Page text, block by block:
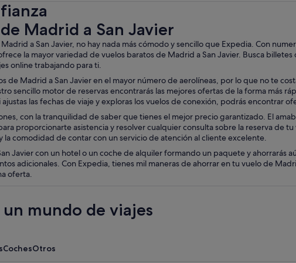
Madrid a San Javier
a San Javier, no hay nada más cómodo y sencillo que Expedia. Con
la mayor variedad de vuelos baratos de Madrid a San Javier. Busca
online trabajando para ti.
de Madrid a San Javier en el mayor número de aerolíneas, por lo que no te
sencillo motor de reservas encontrarás las mejores ofertas de la forma más
las fechas de viaje y exploras los vuelos de conexión, podrás encontrar
con la tranquilidad de saber que tienes el mejor precio garantizado. El
proporcionarte asistencia y resolver cualquier consulta sobre la reserva de
la comodidad de contar con un servicio de atención al cliente excelente.
Javier con un hotel o un coche de alquiler formando un paquete y ahorrarás
adicionales. Con Expedia, tienes mil maneras de ahorrar en tu vuelo de
oferta.
Javier
un mundo de viajes
CochesOtros